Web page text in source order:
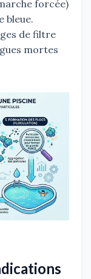
forcée)
bleue.
de filtre
mortes